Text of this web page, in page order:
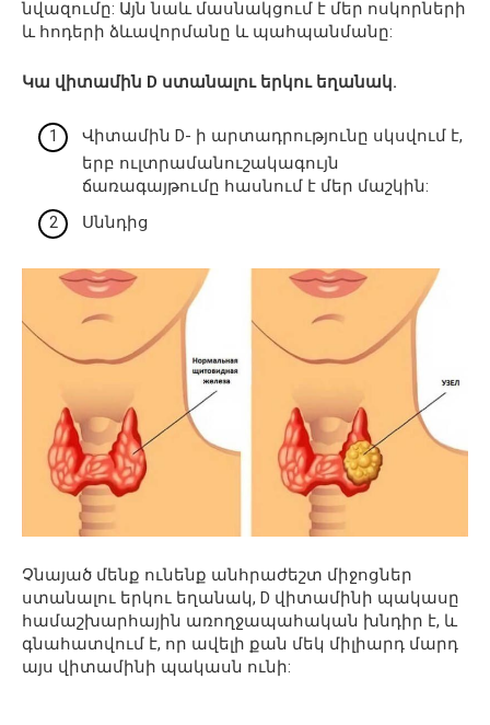
նվազումը: Այն նաև մասնակցում է մեր ոսկորների
և հոդերի ձևավորմանը և պահպանմանը:
Կա վիտամին D ստանալու երկու եղանակ.
Վիտամին D- ի արտադրությունը սկսվում է,
երբ ուլտրամանուշակագույն
ճառագայթումը հասնում է մեր մաշկին:
Սննդից
Չնայած մենք ունենք անհրաժեշտ միջոցներ
ստանալու երկու եղանակ, D վիտամինի պակասը
համաշխարհային առողջապահական խնդիր է, և
գնահատվում է, որ ավելի քան մեկ միլիարդ մարդ
այս վիտամինի պակասն ունի: